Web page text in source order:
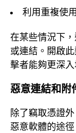
利用重複使
在某些情況下
或連結。開啟
擊者能夠更深
惡意連結和附
除了竊取憑證
惡意軟體的途